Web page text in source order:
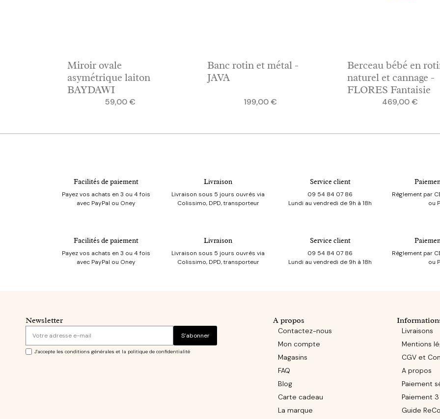
Miroir ovale
asymétrique laiton
BAYDAWI
Prix
59,00 €
Banc rotin et métal -
JAVA
Prix
199,00 €
Berceau bébé en
naturel et cannage -
FLORES Fantaisie
Prix
469,00 €
Facilités de paiement
Payez vos achats en 3 ou 4 fois
avec PayPal ou Oney
Livraison
Livraison sous 5 jours ouvrés via
Colissimo, DPD, transporteur
Service client
09 54 84 07 86
Lundi au vendredi de 9h à 18h
Règlement par
ou
Facilités de paiement
Payez vos achats en 3 ou 4 fois
avec PayPal ou Oney
Livraison
Livraison sous 5 jours ouvrés via
Colissimo, DPD, transporteur
Service client
09 54 84 07 86
Lundi au vendredi de 9h à 18h
Règlement par
ou
Newsletter
S’abonner
J'accepte les conditions générales et la politique de confidentialité
A propos
Contactez-nous
Mon compte
Magasins
FAQ
Blog
Carte cadeau
La marque
Livraisons
Mentions
CGV et
A propos
Paiement
Paiement
Guide